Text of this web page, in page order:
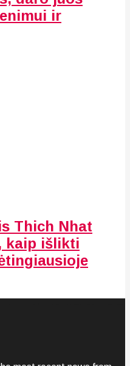
ir
Thich Nhat
kaip išlikti